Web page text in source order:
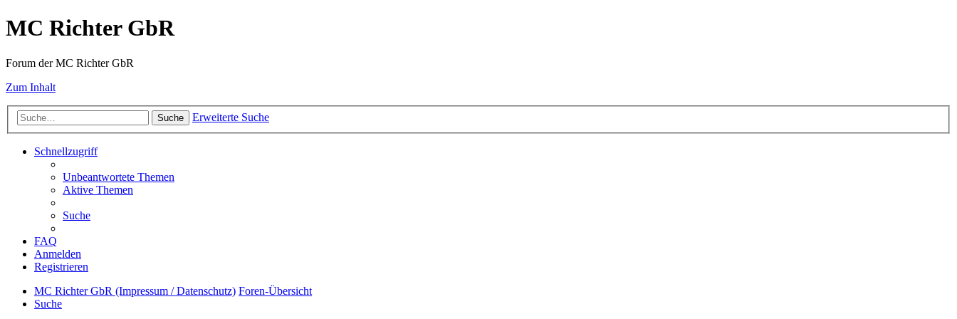
MC Richter GbR
Forum der MC Richter GbR
Zum Inhalt
Suche Erweiterte Suche
Schnellzugriff
Unbeantwortete Themen
Aktive Themen
Suche
FAQ
Anmelden
Registrieren
MC Richter GbR (Impressum / Datenschutz) Foren-Übersicht
Suche